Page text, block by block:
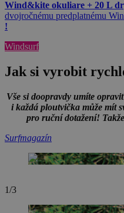
Wind&kite okuliare + 20 L
dvojročnému predplatnému
!
Windsurf
Jak si vyrobit
Vše si doopravdy umíte
i každá ploutvička může mít
pro ruční dotažení!
Surfmagazín
1/3